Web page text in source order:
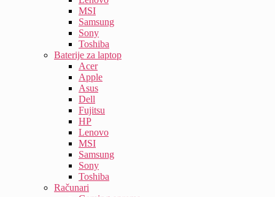
MSI
Samsung
Sony
Toshiba
Baterije za laptop
Acer
Apple
Asus
Dell
Fujitsu
HP
Lenovo
MSI
Samsung
Sony
Toshiba
Računari